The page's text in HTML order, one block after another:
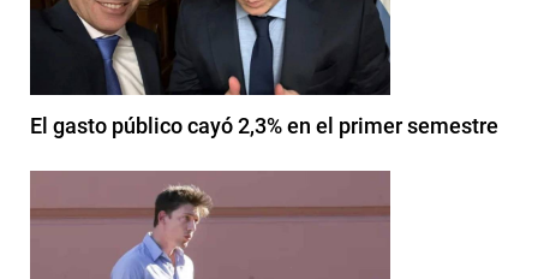
El gasto público cayó 2,3% en el primer semestre